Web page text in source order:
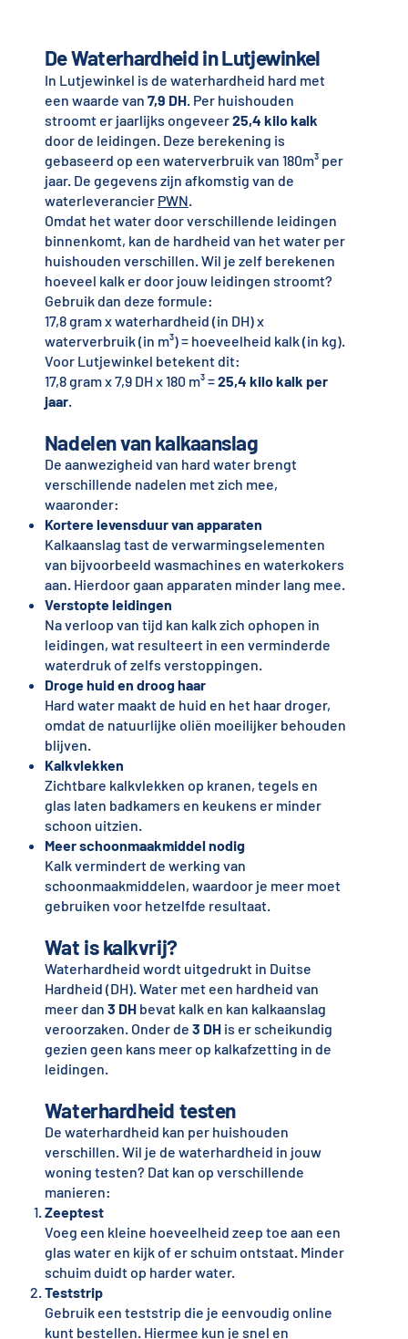
De Waterhardheid in Lutjewinkel
In Lutjewinkel is de waterhardheid hard met
een waarde van 7,9 DH. Per huishouden
stroomt er jaarlijks ongeveer25,4 kilo kalk
door de leidingen. Deze berekening is
gebaseerd op een waterverbruik van 180m³ per
jaar. De gegevens zijn afkomstig van de
waterleverancier PWN.
Omdat het water door verschillende leidingen
binnenkomt, kan de hardheid van het water per
huishouden verschillen. Wil je zelf berekenen
hoeveel kalk er door jouw leidingen stroomt?
Gebruik dan deze formule:
17,8 gram x waterhardheid (in DH) x
waterverbruik (in m³) = hoeveelheid kalk (in kg).
Voor Lutjewinkel betekent dit:
17,8 gram x 7,9 DH x 180 m³ =25,4 kilo kalk per
jaar.
Nadelen van kalkaanslag
De aanwezigheid van hard water brengt
verschillende nadelen met zich mee,
waaronder:
Kortere levensduur van apparaten
Kalkaanslag tast de verwarmingselementen
van bijvoorbeeld wasmachines en waterkokers
aan. Hierdoor gaan apparaten minder lang mee.
Verstopte leidingen
Na verloop van tijd kan kalk zich ophopen in
leidingen, wat resulteert in een verminderde
waterdruk of zelfs verstoppingen.
Droge huid en droog haar
Hard water maakt de huid en het haar droger,
omdat de natuurlijke oliën moeilijker behouden
blijven.
Kalkvlekken
Zichtbare kalkvlekken op kranen, tegels en
glas laten badkamers en keukens er minder
schoon uitzien.
Meer schoonmaakmiddel nodig
Kalk vermindert de werking van
schoonmaakmiddelen, waardoor je meer moet
gebruiken voor hetzelfde resultaat.
Wat is kalkvrij?
Waterhardheid wordt uitgedrukt in Duitse
Hardheid (DH). Water met een hardheid van
meer dan 3 DHbevat kalk en kan kalkaanslag
veroorzaken. Onder de 3 DHis er scheikundig
gezien geen kans meer op kalkafzetting in de
leidingen.
Waterhardheid testen
De waterhardheid kan per huishouden
verschillen. Wil je de waterhardheid in jouw
woning testen? Dat kan op verschillende
manieren:
Zeeptest
Voeg een kleine hoeveelheid zeep toe aan een
glas water en kijk of er schuim ontstaat. Minder
schuim duidt op harder water.
Teststrip
Gebruik een teststrip die je eenvoudig online
kunt bestellen. Hiermee kun je snel en